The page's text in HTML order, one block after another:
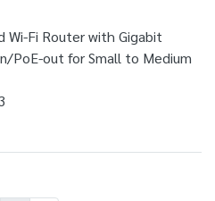
Wi-Fi Router with Gigabit
PoE-out for Small to Medium